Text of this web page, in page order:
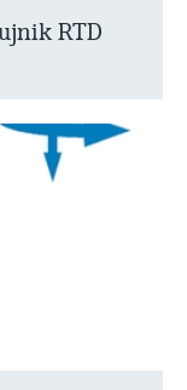
RTD